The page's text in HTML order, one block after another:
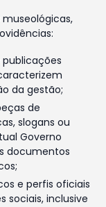
da gestão;
de
slogans ou
Governo
documentos
e perfis oficiais
sociais, inclusive